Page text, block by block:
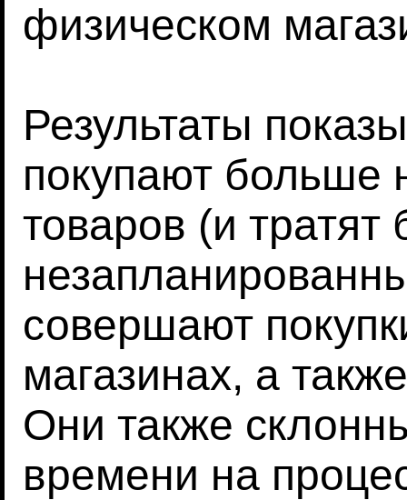
физическом
Результаты
покупают больше
товаров (и
совершают
магазинах, а
Они также
времени на